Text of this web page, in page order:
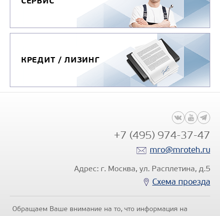
КРЕДИТ / ЛИЗИНГ
+7 (495) 974-37-47
mro@mroteh.ru
Адрес: г. Москва, ул. Расплетина, д.5
Схема проезда
Обращаем Ваше внимание на то, что информация на